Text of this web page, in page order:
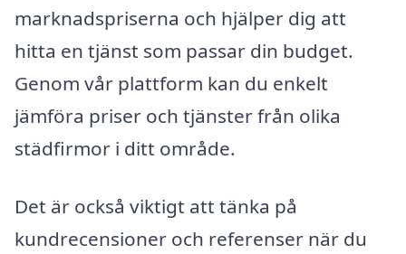
marknadspriserna och hjälper dig att
hitta en tjänst som passar din budget.
Genom vår plattform kan du enkelt
jämföra priser och tjänster från olika
städfirmor i ditt område.
Det är också viktigt att tänka på
kundrecensioner och referenser när du